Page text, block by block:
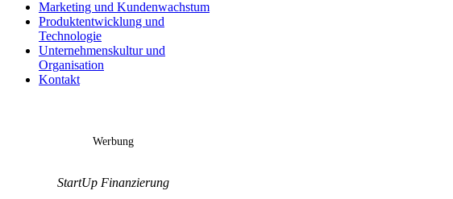
Marketing und Kundenwachstum
Produktentwicklung und
Technologie
Unternehmenskultur und
Organisation
Kontakt
Werbung
StartUp Finanzierung